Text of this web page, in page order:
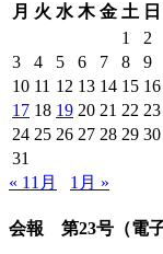
月 火 水 木 金 土 日
1
2
3
4 5 6 7 8
9
10 11 12 13 14 15 16
17 18 19 20 21 22 23
24 25 26 27 28 29 30
31
« 11月
1月 »
会報 第23号（電子